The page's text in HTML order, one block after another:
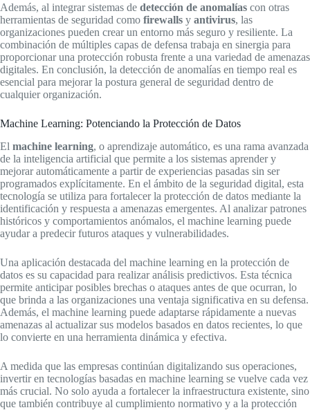
Además, al integrar sistemas de detección de anomalías con otras
herramientas de seguridad como firewalls y antivirus, las
organizaciones pueden crear un entorno más seguro y resiliente. La
combinación de múltiples capas de defensa trabaja en sinergia para
proporcionar una protección robusta frente a una variedad de amenazas
digitales. En conclusión, la detección de anomalías en tiempo real es
esencial para mejorar la postura general de seguridad dentro de
cualquier organización.
Machine Learning: Potenciando la Protección de Datos
El machine learning, o aprendizaje automático, es una rama avanzada
de la inteligencia artificial que permite a los sistemas aprender y
mejorar automáticamente a partir de experiencias pasadas sin ser
programados explícitamente. En el ámbito de la seguridad digital, esta
tecnología se utiliza para fortalecer la protección de datos mediante la
identificación y respuesta a amenazas emergentes. Al analizar patrones
históricos y comportamientos anómalos, el machine learning puede
ayudar a predecir futuros ataques y vulnerabilidades.
Una aplicación destacada del machine learning en la protección de
datos es su capacidad para realizar análisis predictivos. Esta técnica
permite anticipar posibles brechas o ataques antes de que ocurran, lo
que brinda a las organizaciones una ventaja significativa en su defensa.
Además, el machine learning puede adaptarse rápidamente a nuevas
amenazas al actualizar sus modelos basados en datos recientes, lo que
lo convierte en una herramienta dinámica y efectiva.
A medida que las empresas continúan digitalizando sus operaciones,
invertir en tecnologías basadas en machine learning se vuelve cada vez
más crucial. No solo ayuda a fortalecer la infraestructura existente, sino
que también contribuye al cumplimiento normativo y a la protección